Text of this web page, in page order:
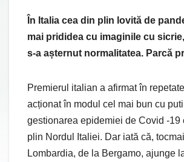
În Italia cea din plin lovită de
mai prididea cu imaginile cu
s-a așternut normalitatea. Parcă
Premierul italian a afirmat în
acționat în modul cel mai bun cu
gestionarea epidemiei de Covid -19
plin Nordul Italiei. Dar iată că,
Lombardia, de la Bergamo, ajunge